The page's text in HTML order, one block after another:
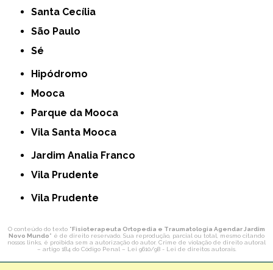
Santa Cecília
São Paulo
Sé
Hipódromo
Mooca
Parque da Mooca
Vila Santa Mooca
Jardim Analia Franco
Vila Prudente
Vila Prudente
O conteúdo do texto "Fisioterapeuta Ortopedia e Traumatologia Agendar Jardim
Novo Mundo" é de direito reservado. Sua reprodução, parcial ou total, mesmo citando
nossos links, é proibida sem a autorização do autor. Crime de violação de direito autoral
– artigo 184 do Código Penal – Lei 9610/98 - Lei de direitos autorais.